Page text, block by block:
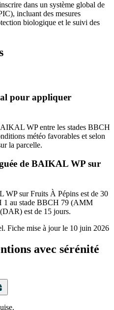
dans un système global de
incluant des mesures
biologique et le suivi des
pour appliquer
WP entre les stades BBCH
météo favorables et selon
la parcelle.
de BAIKAL WP sur
sur Fruits À Pépins est de 30
1 au stade BBCH 79 (AMM
est de 15 jours.
Fiche mise à jour le 10 juin 2026
avec sérénité